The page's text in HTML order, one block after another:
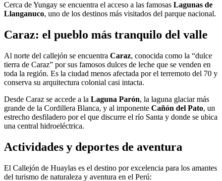
Cerca de Yungay se encuentra el acceso a las famosas Lagunas de
Llanganuco, uno de los destinos más visitados del parque nacional.
Caraz: el pueblo más tranquilo del valle
Al norte del callejón se encuentra Caraz, conocida como la “dulce
tierra de Caraz” por sus famosos dulces de leche que se venden en
toda la región. Es la ciudad menos afectada por el terremoto del 70 y
conserva su arquitectura colonial casi intacta.
Desde Caraz se accede a la Laguna Parón, la laguna glaciar más
grande de la Cordillera Blanca, y al imponente Cañón del Pato, un
estrecho desfiladero por el que discurre el río Santa y donde se ubica
una central hidroeléctrica.
Actividades y deportes de aventura
El Callejón de Huaylas es el destino por excelencia para los amantes
del turismo de naturaleza y aventura en el Perú: